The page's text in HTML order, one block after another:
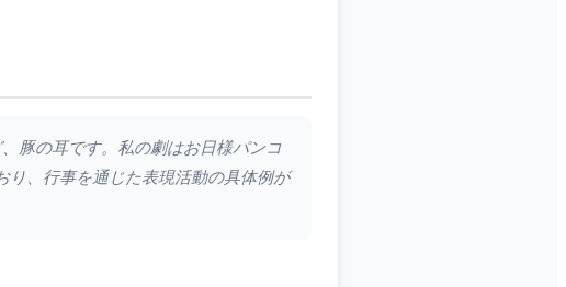
豚の耳です。私の劇はお日様パンコ
り、行事を通じた表現活動の具体例が